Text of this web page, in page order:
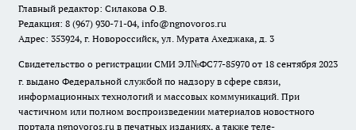
Главный редактор: Силакова О.В.
Редакция: 8 (967) 930-71-04, info@ngnovoros.ru
Адрес: 353924, г. Новороссийск, ул. Мурата Ахеджака, д. 3
Свидетельство о регистрации СМИ ЭЛ№ФС77-85970 от 18 сентября 2023
г. выдано Федеральной службой по надзору в сфере связи,
информационных технологий и массовых коммуникаций. При
частичном или полном воспроизведении материалов новостного
портала ngnovoros.ru в печатных изданиях, а также теле-